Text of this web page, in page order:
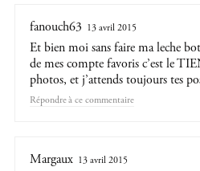
fanouch63 13 avril 2015
Et bien moi sans faire ma leche
de mes compte favoris c’est le
photos, et j’attends toujours tes
Répondre
Margaux 13 avril 2015